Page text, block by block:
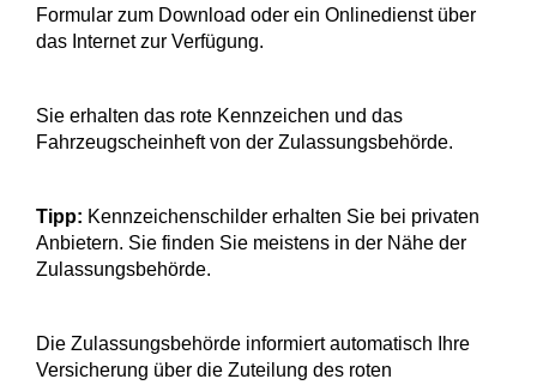
Formular zum Download oder ein Onlinedienst über
das Internet zur Verfügung.
Sie erhalten das rote Kennzeichen und das
Fahrzeugscheinheft von der Zulassungsbehörde.
Tipp: Kennzeichenschilder erhalten Sie bei privaten
Anbietern. Sie finden Sie meistens in der Nähe der
Zulassungsbehörde.
Die Zulassungsbehörde informiert automatisch Ihre
Versicherung über die Zuteilung des roten